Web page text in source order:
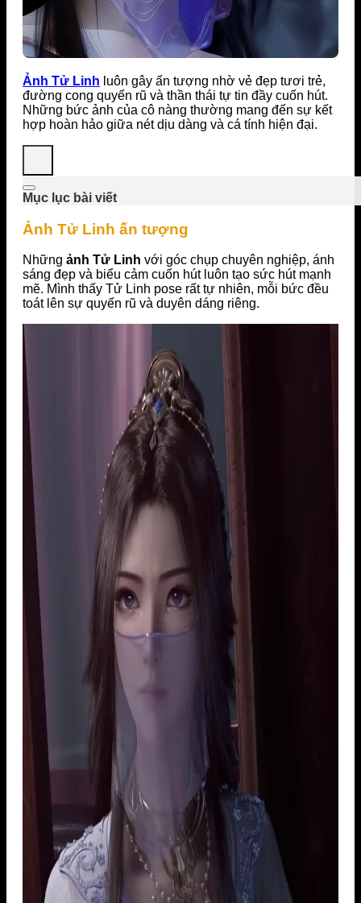
Ảnh Tử Linh luôn gây ấn tượng nhờ vẻ đẹp tươi trẻ,
đường cong quyến rũ và thần thái tự tin đầy cuốn hút.
Những bức ảnh của cô nàng thường mang đến sự kết
hợp hoàn hảo giữa nét dịu dàng và cá tính hiện đại.
Mục lục bài viết
Ảnh Tử Linh ấn tượng
Những ảnh Tử Linh với góc chụp chuyên nghiệp, ánh
sáng đẹp và biểu cảm cuốn hút luôn tạo sức hút mạnh
mẽ. Mình thấy Tử Linh pose rất tự nhiên, mỗi bức đều
toát lên sự quyến rũ và duyên dáng riêng.